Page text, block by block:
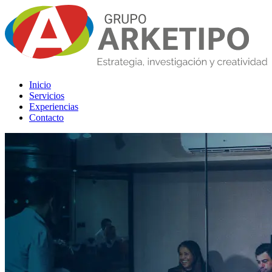
Inicio
Servicios
Experiencias
Contacto